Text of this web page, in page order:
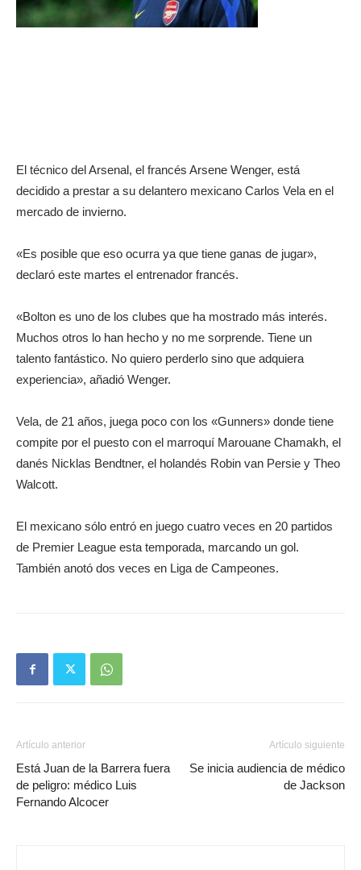
El técnico del Arsenal, el francés Arsene Wenger, está
decidido a prestar a su delantero mexicano Carlos Vela en el
mercado de invierno.
«Es posible que eso ocurra ya que tiene ganas de jugar»,
declaró este martes el entrenador francés.
«Bolton es uno de los clubes que ha mostrado más interés.
Muchos otros lo han hecho y no me sorprende. Tiene un
talento fantástico. No quiero perderlo sino que adquiera
experiencia», añadió Wenger.
Vela, de 21 años, juega poco con los «Gunners» donde tiene
compite por el puesto con el marroquí Marouane Chamakh, el
danés Nicklas Bendtner, el holandés Robin van Persie y Theo
Walcott.
El mexicano sólo entró en juego cuatro veces en 20 partidos
de Premier League esta temporada, marcando un gol.
También anotó dos veces en Liga de Campeones.
Artículo anterior
Está Juan de la Barrera fuera
de peligro: médico Luis
Fernando Alcocer
Artículo siguiente
Se inicia audiencia de médico
de Jackson